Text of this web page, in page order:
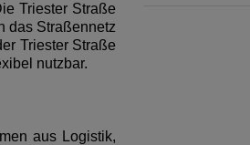
Triester Straße
das Straßennetz
Triester Straße
nutzbar.
aus Logistik,